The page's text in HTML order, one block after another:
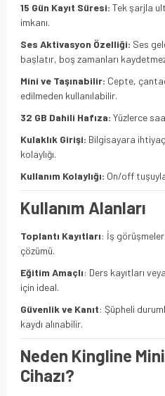
15 Gün Kayıt Süresi: Tek şarjla
imkanı.
Ses Aktivasyon Özelliği: Ses
başlatır, boş zamanları
Mini ve Taşınabilir: Cepte,
edilmeden kullanılabilir.
32 GB Dahili Hafıza: Yüzlerce
Kulaklık Girişi: Bilgisayara
kolaylığı.
Kullanım Kolaylığı: On/off
Kullanım Alanları
Toplantı Kayıtları: İş
çözümü.
Eğitim Amaçlı: Ders kayıtları
için ideal.
Güvenlik ve Kanıt: Şüpheli
kaydı alınabilir.
Neden Kingline
Cihazı?